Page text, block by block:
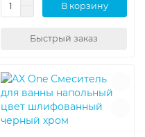
В корзину
Быстрый заказ